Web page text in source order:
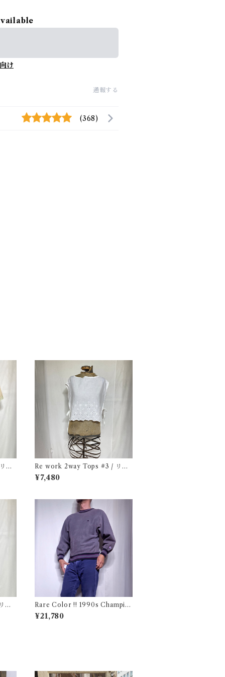
け
通報する
(368)
ワ
Re work 2way Tops #3 / リワ
ーク 2way トップス 古着
¥7,480
Rare Color !! 1990s Champio
n Reverse Weave Charcoal G
ray Size M / チャンピオン リバ
¥21,780